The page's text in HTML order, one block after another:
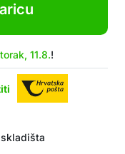
11.8.!